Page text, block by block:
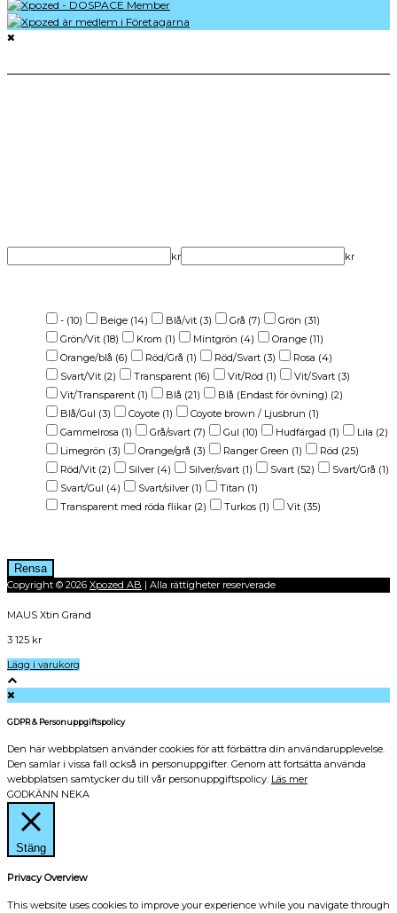
kr kr
- (10) Beige (14) Blå/vit (3) Grå (7) Grön (31)
Grön/Vit (18) Krom (1) Mintgrön (4) Orange (11)
Orange/blå (6) Röd/Grå (1) Röd/Svart (3) Rosa (4)
Svart/Vit (2) Transparent (16) Vit/Röd (1) Vit/Svart (3)
Vit/Transparent (1) Blå (21) Blå (Endast för övning) (2)
Blå/Gul (3) Coyote (1) Coyote brown / Ljusbrun (1)
Gammelrosa (1) Grå/svart (7) Gul (10) Hudfärgad (1) Lila (2)
Limegrön (3) Orange/grå (3) Ranger Green (1) Röd (25)
Röd/Vit (2) Silver (4) Silver/svart (1) Svart (52) Svart/Grå (1)
Svart/Gul (4) Svart/silver (1) Titan (1)
Transparent med röda flikar (2) Turkos (1) Vit (35)
Rensa
Copyright © 2026 Xpozed AB | Alla rättigheter reserverade
MAUS Xtin Grand
3 125 kr
Lägg i varukorg
GDPR & Personuppgiftspolicy
Den här webbplatsen använder cookies för att förbättra din användarupplevelse.
Den samlar i vissa fall också in personuppgifter. Genom att fortsätta använda
webbplatsen samtycker du till vår personuppgiftspolicy. Läs mer
GODKÄNN NEKA
Stäng
Privacy Overview
This website uses cookies to improve your experience while you navigate through